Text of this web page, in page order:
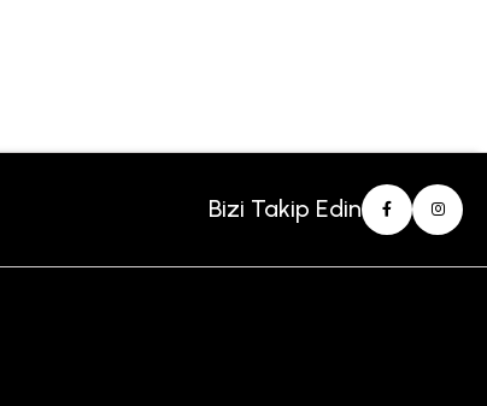
Bizi Takip Edin